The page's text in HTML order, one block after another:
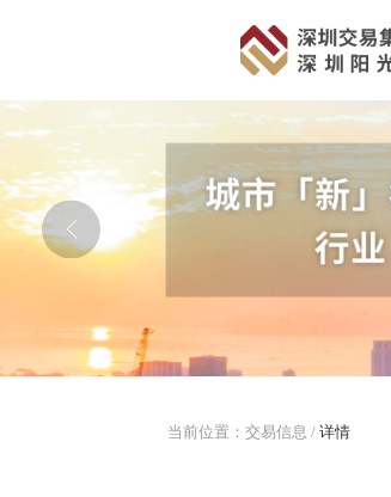
当前位置： 交易信息 / 详情